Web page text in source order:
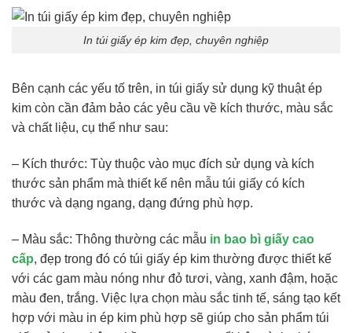
In túi giấy ép kim đẹp, chuyên nghiệp
Bên cạnh các yếu tố trên, in túi giấy sử dụng kỹ thuật ép
kim còn cần đảm bảo các yêu cầu về kích thước, màu sắc
và chất liệu, cụ thể như sau:
– Kích thước: Tùy thuộc vào mục đích sử dụng và kích
thước sản phẩm mà thiết kế nên mẫu túi giấy có kích
thước và dạng ngang, dạng đứng phù hợp.
– Màu sắc: Thông thường các mẫu in bao bì giấy cao
cấp, đẹp trong đó có túi giấy ép kim thường được thiết kế
với các gam màu nóng như đỏ tươi, vàng, xanh đậm, hoặc
màu đen, trắng. Việc lựa chọn màu sắc tinh tế, sáng tạo kết
hợp với màu in ép kim phù hợp sẽ giúp cho sản phẩm túi